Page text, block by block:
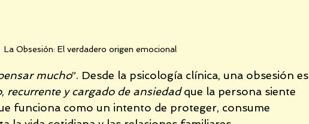
La Obsesión: El verdadero origen emocional
mucho”. Desde la psicología clínica, una obsesión es
, recurrente y cargado de ansiedad que la persona siente
funciona como un intento de proteger, consume